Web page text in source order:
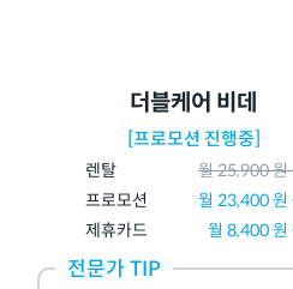
더블케어 비데
[프로모션 진행중]
렌탈 월25,900원
프로모션
월23,400원
제휴카드
월8,400원
전문가 TIP